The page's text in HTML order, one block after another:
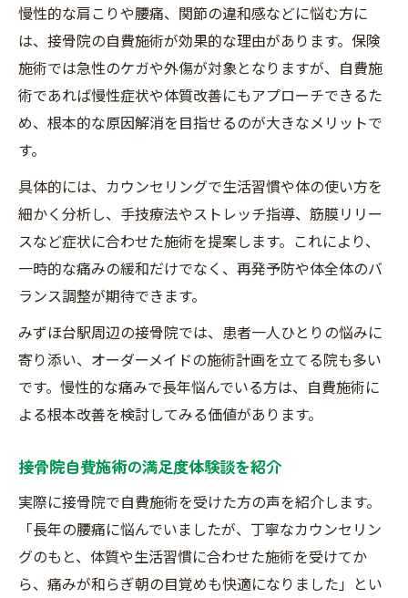
慢性的な肩こりや腰痛、関節の違和感などに悩む方に
は、接骨院の自費施術が効果的な理由があります。保険
施術では急性のケガや外傷が対象となりますが、自費施
術であれば慢性症状や体質改善にもアプローチできるた
め、根本的な原因解消を目指せるのが大きなメリットで
す。
具体的には、カウンセリングで生活習慣や体の使い方を
細かく分析し、手技療法やストレッチ指導、筋膜リリー
スなど症状に合わせた施術を提案します。これにより、
一時的な痛みの緩和だけでなく、再発予防や体全体のバ
ランス調整が期待できます。
みずほ台駅周辺の接骨院では、患者一人ひとりの悩みに
寄り添い、オーダーメイドの施術計画を立てる院も多い
です。慢性的な痛みで長年悩んでいる方は、自費施術に
よる根本改善を検討してみる価値があります。
接骨院自費施術の満足度体験談を紹介
実際に接骨院で自費施術を受けた方の声を紹介します。
「長年の腰痛に悩んでいましたが、丁寧なカウンセリン
グのもと、体質や生活習慣に合わせた施術を受けてか
ら、痛みが和らぎ朝の目覚めも快適になりました」とい